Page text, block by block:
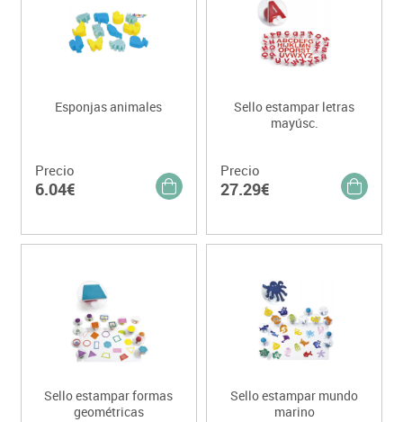
Esponjas animales
Precio
6.04€
Sello estampar letras
mayúsc.
Precio
27.29€
Sello estampar formas
geométricas
Sello estampar mundo
marino